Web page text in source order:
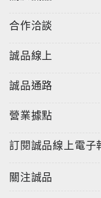
合作洽談
誠品線上
誠品通路
營業據點
訂閱誠品線上電子
關注誠品